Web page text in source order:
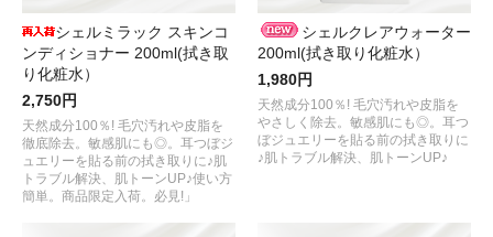
シェルミラック スキンコ
ンディショナー 200ml(拭き取
り化粧水）
2,750円
天然成分100％! 毛穴汚れや皮脂を
徹底除去。敏感肌にも◎。耳つぼジ
ュエリーを貼る前の拭き取りに♪肌
トラブル解決、肌トーンUP♪使い方
簡単。商品限定入荷。必見!」
シェルクレアウォーター
200ml(拭き取り化粧水）
1,980円
天然成分100％! 毛穴汚れや皮脂を
やさしく除去。敏感肌にも◎。耳つ
ぼジュエリーを貼る前の拭き取りに
♪肌トラブル解決、肌トーンUP♪